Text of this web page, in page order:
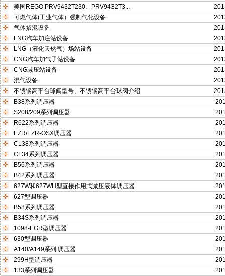
美国REGO PRV9432T230、PRV9432T3...
可燃气体(工业气体）强制气化设备
气体掺混设备
LNG汽车加注站设备
LNG（液化天然气）场站设备
CNG汽车加气子站设备
CNG减压站设备
混气设备
不锈钢高平台球阀型号、不锈钢高平台球阀介绍
B38系列调压器
S208/209系列调压器
R622系列调压器
EZR/EZR-OSX调压器
CL38系列调压器
CL34系列调压器
B56系列调压器
B42系列调压器
627W和627WH型直接作用式减压液体调压器
627型调压器
B58系列调压器
B34S系列调压器
1098-EGR型调压器
630型调压器
A140/A149系列t调压器
299H型调压器
133系列调压器